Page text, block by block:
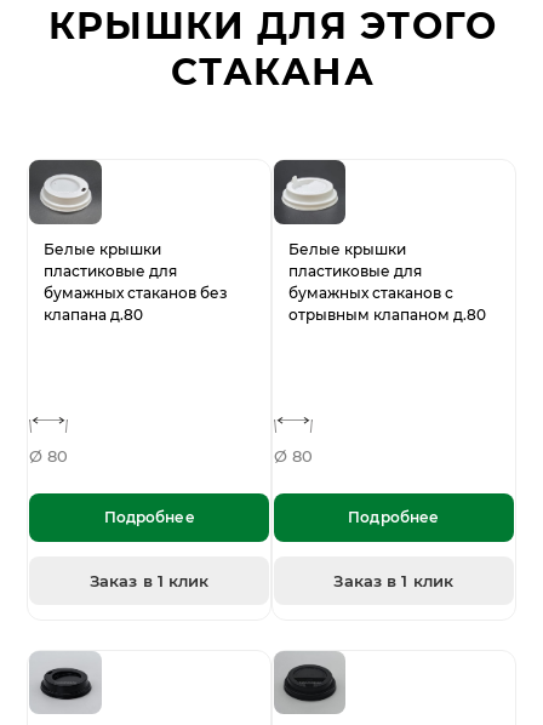
КРЫШКИ ДЛЯ ЭТОГО
СТАКАНА
Белые крышки
пластиковые для
бумажных стаканов без
клапана д.80
Ø 80
Подробнее
Заказ в 1 клик
Белые крышки
пластиковые для
бумажных стаканов с
отрывным клапаном д.80
Ø 80
Подробнее
Заказ в 1 клик